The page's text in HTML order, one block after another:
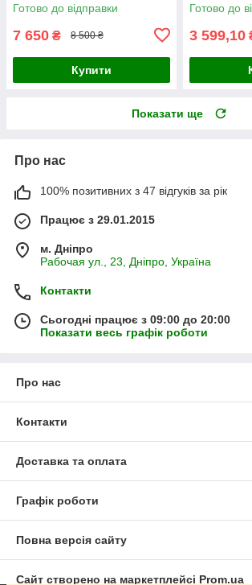
Готово до відправки
7 650 ₴ 8 500 ₴
Купити
Готово до
3 599,10
Показати ще
Про нас
100% позитивних з 47 відгуків за рік
Працює з 29.01.2015
м. Дніпро
Рабочая ул., 23, Дніпро, Україна
Контакти
Сьогодні працює з 09:00 до 20:00
Показати весь графік роботи
Про нас
Контакти
Доставка та оплата
Графік роботи
Повна версія сайту
Сайт створено на маркетплейсі Prom.ua